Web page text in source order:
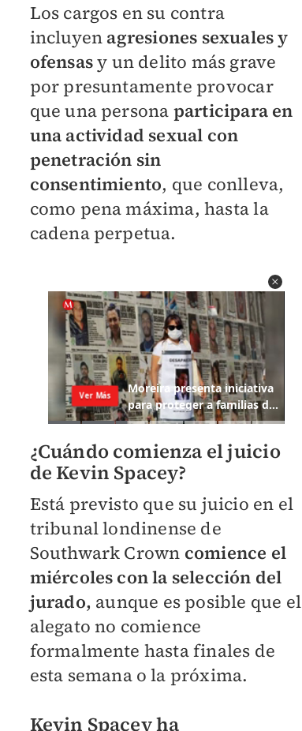
Los cargos en su contra
incluyen agresiones sexuales y
ofensasy un delito más grave
por presuntamente provocar
que una persona participara en
una actividad sexual con
penetración sin
consentimiento, que conlleva,
como pena máxima, hasta la
cadena perpetua.
¿Cuándo comienza el juicio
de Kevin Spacey?
Está previsto que su juicio en el
tribunal londinense de
Southwark Crown comience el
miércoles con la selección del
jurado, aunque es posible que el
alegato no comience
formalmente hasta finales de
esta semana o la próxima.
Kevin Spacey ha